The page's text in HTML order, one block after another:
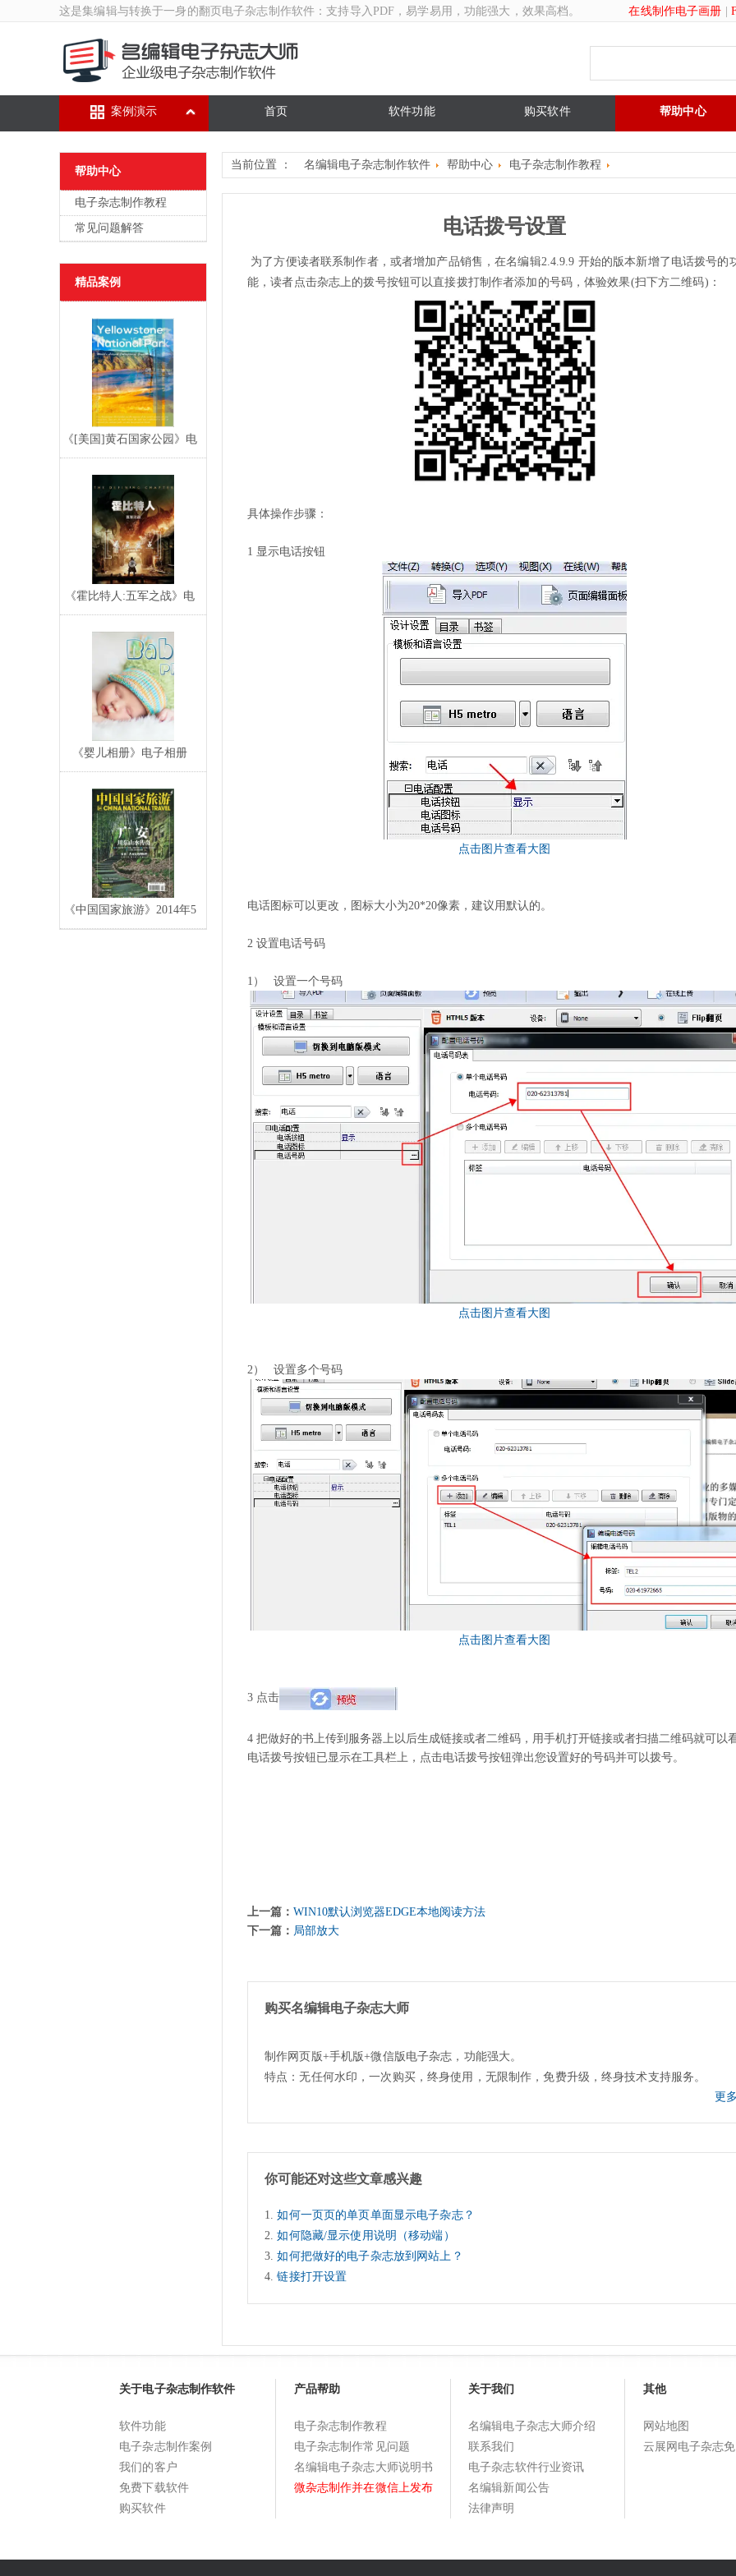
这是集编辑与转换于一身的翻页 电子杂志制作软件 ：支持导入PDF，易学易用，功能强大，效果高档。 在线制作电子画册
首页
案例演示 软件功能 购买软件 帮助中心
帮助中心
电子杂志制作教程
常见问题解答
精品案例
《[美国]黄石国家公园》电
《霍比特人:五军之战》电
《婴儿相册》电子相册
《中国国家旅游》2014年5
当前位置 ： 名编辑电子杂志制作软件 帮助中心 电子杂志制作教程
电话拨号设置
为了方便读者联系制作者，或者增加产品销售，在名编辑2.4.9.9 开始的版本新增了电话拨号的
能，读者点击杂志上的拨号按钮可以直接拨打制作者添加的号码，体验效果(扫下方二维码)：
具体操作步骤：
1 显示电话按钮
电话图标可以更改，图标大小为20*20像素，建议用默认的。
2 设置电话号码
1） 设置一个号码
2） 设置多个号码
3 点击
4 把做好的书上传到服务器上以后生成链接或者二维码，用手机打开链接或者扫描二维码就可以
电话拨号按钮已显示在工具栏上，点击电话拨号按钮弹出您设置好的号码并可以拨号。
上一篇： WIN10默认浏览器EDGE本地阅读方法
下一篇： 局部放大
购买名编辑电子杂志大师
制作网页版+手机版+微信版电子杂志，功能强大。
特点：无任何水印，一次购买，终身使用，无限制作，免费升级，终身技术支持服务。
更
你可能还对这些文章感兴趣
如何一页页的单页单面显示电子杂志？
如何隐藏/显示使用说明（移动端）
如何把做好的电子杂志放到网站上？
链接打开设置
关于电子杂志制作软件
软件功能
电子杂志制作案例
我们的客户
免费下载软件
购买软件
产品帮助
电子杂志制作教程
电子杂志制作常见问题
名编辑电子杂志大师说明书
微杂志制作并在微信上发布
关于我们
名编辑电子杂志大师介绍
联系我们
电子杂志软件行业资讯
名编辑新闻公告
法律声明
其他
网站地图
云展网电子杂志